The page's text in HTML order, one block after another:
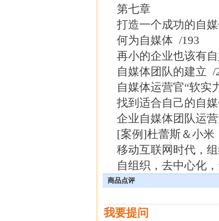
第七章
打造一个成功的自
何为自媒体 /193
再小的企业也该有
自媒体团队的建立 /
自媒体运营官“软实
找到适合自己的自
企业自媒体团队运
[案例]杜蕾斯＆小米
移动互联网时代，
自组织，去中心化
商品点评
我要提问